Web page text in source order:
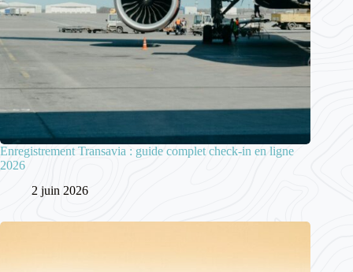
Enregistrement Transavia : guide complet check-in en ligne
2026
2 juin 2026